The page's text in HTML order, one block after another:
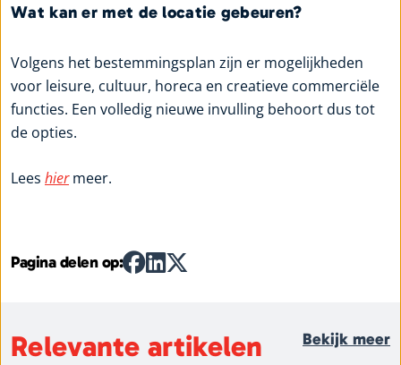
Wat kan er met de locatie gebeuren?
Volgens het bestemmingsplan zijn er mogelijkheden
voor leisure, cultuur, horeca en creatieve commerciële
functies. Een volledig nieuwe invulling behoort dus tot
de opties.
Lees hiermeer.
Pagina delen op:
Relevante artikelen Bekijk meer